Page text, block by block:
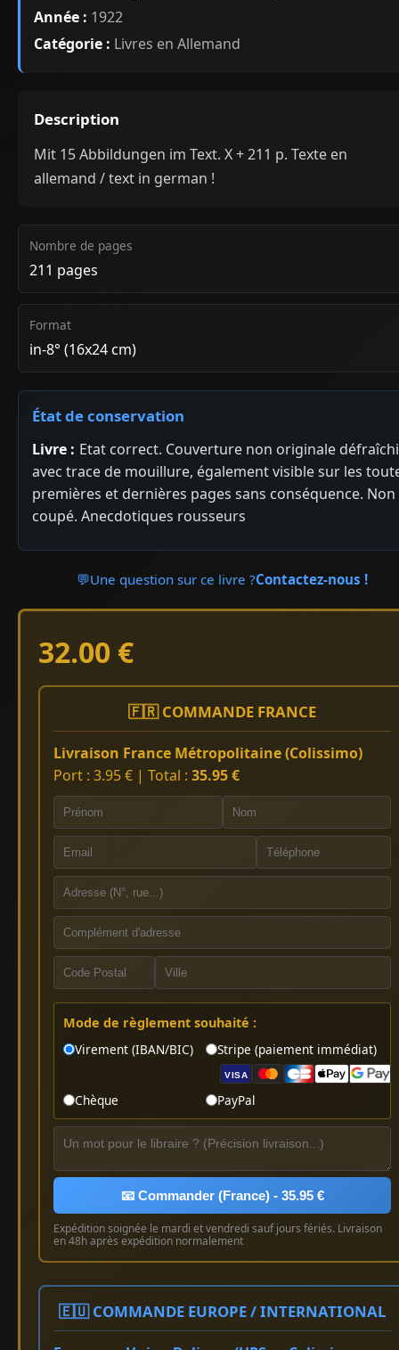
Année : 1922
Catégorie : Livres en Allemand
Description
Mit 15 Abbildungen im Text. X + 211 p. Texte en
allemand / text in german !
Nombre de pages
211 pages
Format
in-8° (16x24 cm)
État de conservation
Livre : Etat correct. Couverture non originale
avec trace de mouillure, également visible sur les
premières et dernières pages sans conséquence. Non
coupé. Anecdotiques rousseurs
💬Une question sur ce livre ?Contactez-nous !
32.00 €
🇫🇷 COMMANDE FRANCE
Livraison France Métropolitaine (Colissimo)
Port : 3.95 € | Total : 35.95 €
Mode de règlement souhaité :
Virement (IBAN/BIC)
Stripe (paiement immédiat)
VISA
Chèque PayPal
📧 Commander (France) - 35.95 €
Expédition soignée le mardi et vendredi sauf jours fériés. Livraison
en 48h après expédition normalement
🇪🇺 COMMANDE EUROPE / INTERNATIONAL